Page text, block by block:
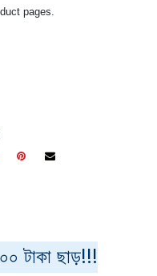
pages.
টাকা ছাড়!!!